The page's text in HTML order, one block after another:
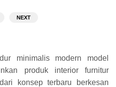
NEXT
minimalis modern model
produk interior furnitur
konsep terbaru berkesan